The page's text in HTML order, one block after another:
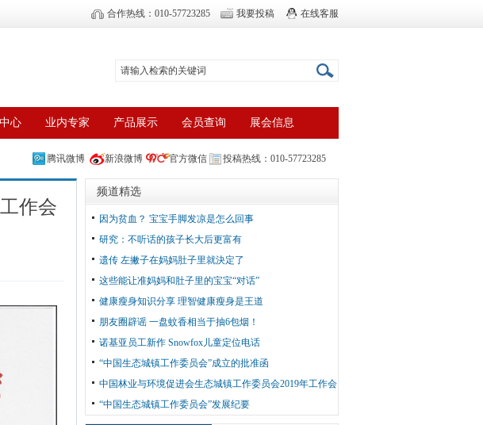
合作热线：010-57723285 我要投稿 在线客服
心 业内专家 产品展示 会员查询 展会信息
腾讯微博 新浪微博 官方微信 投稿热线：010-57723285
作会
频道精选
因为贫血？ 宝宝手脚发凉是怎么回事
研究：不听话的孩子长大后更富有
遗传 左撇子在妈妈肚子里就決定了
这些能让准妈妈和肚子里的宝宝“对话”
健康瘦身知识分享 理智健康瘦身是王道
朋友圈辟谣 一盘蚊香相当于抽6包烟！
诺基亚员工新作 Snowfox儿童定位电话
“中国生态城镇工作委员会”成立的批准函
中国林业与环境促进会生态城镇工作委员会2019年工作会
议通知
“中国生态城镇工作委员会”发展纪要